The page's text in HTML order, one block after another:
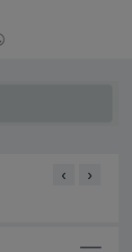
‹ ›